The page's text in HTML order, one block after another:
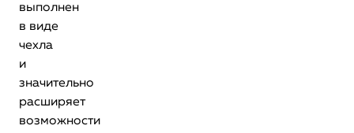
выполнен
в виде
чехла
и
значительно
расширяет
возможности